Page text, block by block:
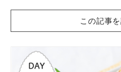
この記事